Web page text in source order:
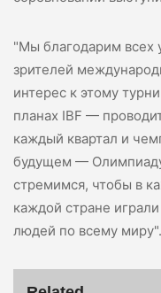
"Мы благодарим всех
зрителей
интерес к этому
планах IBF —
каждый квартал и
будущем —
стремимся, чтобы в
каждой стране
людей по всему миру".